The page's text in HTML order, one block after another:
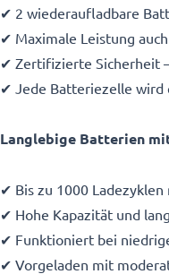
✔ 2 wiederaufladbare
✔ Maximale Leistung
✔ Zertifizierte Sicherheit
✔ Jede Batteriezelle wird
Langlebige Batterien
✔ Bis zu 1000
✔ Hohe Kapazität und
✔ Funktioniert bei
✔ Vorgeladen mit